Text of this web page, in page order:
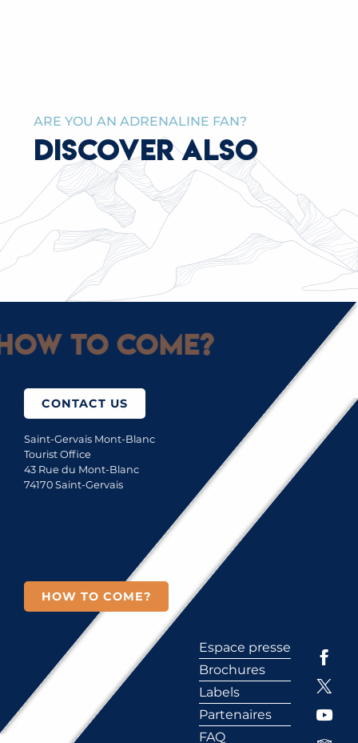
ARE YOU AN ADRENALINE FAN?
DISCOVER ALSO
THEATER IN THE ALPS
to come?
CONTACT US
Saint-Gervais Mont-Blanc
Tourist Office
43 Rue du Mont-Blanc
74170 Saint-Gervais
HOW TO COME?
Espace presse
Brochures
Labels
Partenaires
FAQ